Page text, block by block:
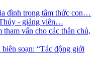
đình trong tâm thức con…
- giảng viên…
vấn cho các thân chủ,
soạn: “Tác động giới